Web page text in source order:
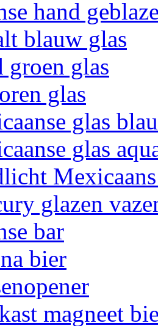
hand
blauw glas
groen glas
glas
glas
glas
glazen
bar
bier
magneet